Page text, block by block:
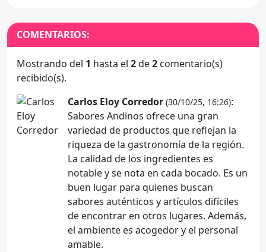
COMENTARIOS:
Mostrando del 1 hasta el 2de2 comentario(s)
recibido(s).
Carlos Eloy Corredor (30/10/25, 16:26):
Sabores Andinos ofrece una gran
variedad de productos que reflejan la
riqueza de la gastronomía de la región.
La calidad de los ingredientes es
notable y se nota en cada bocado. Es un
buen lugar para quienes buscan
sabores auténticos y artículos difíciles
de encontrar en otros lugares. Además,
el ambiente es acogedor y el personal
amable.